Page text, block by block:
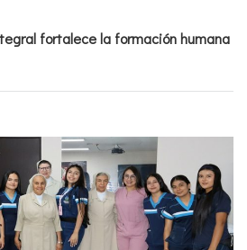
fortalece la formación humana